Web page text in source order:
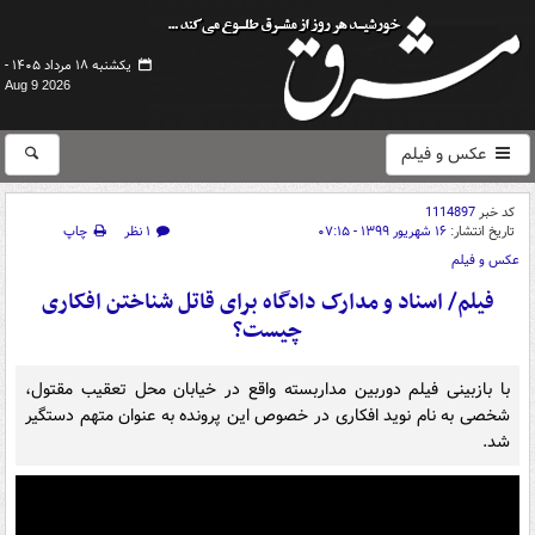
یکشنبه ۱۸ مرداد ۱۴۰۵ -
Aug 9 2026
عکس و فیلم
کد خبر1114897
تاریخ انتشار: ۱۶ شهریور ۱۳۹۹ - ۰۷:۱۵ ۱ نظر
چاپ
عکس و فیلم
فیلم/ اسناد و مدارک دادگاه برای قاتل شناختن افکاری
چیست؟
با بازبینی فیلم دوربین مداربسته واقع در خیابان محل تعقیب مقتول،
شخصی به نام نوید افکاری در خصوص این پرونده به عنوان متهم دستگیر
شد.